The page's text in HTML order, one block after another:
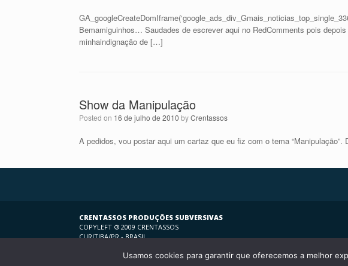
Bemamiguinhos… Saudades de escrever aqui no RedComments pois
minhaindignação de […]
Show da Manipulação
Posted on 16 de julho de 2010 byCrentassos
A pedidos, vou postar aqui um cartaz que eu fiz com o tema
CRENTASSOS PRODUÇÕES SUBVERSIVAS
COPYLEFT © 2009 CRENTASSOS
CURITIBA/PR - BRASIL
Usamos cookies para garantir que oferecemos a melhor